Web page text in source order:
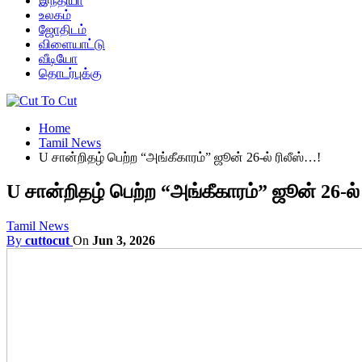
உலகம்
ஜோதிடம்
விளையாட்டு
வீடியோ
தொடர்புக்கு
Home
Tamil News
U சான்றிதழ் பெற்ற “அங்கீகாரம்” ஜூன் 26-ல் ரிலீஸ்…!
U சான்றிதழ் பெற்ற “அங்கீகாரம்” ஜூன் 26-
Tamil News
By cuttocut On Jun 3, 2026